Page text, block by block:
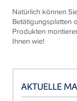
Natürlich können
Betätigungsplatten
Produkten
Ihnen wie!
AKTUELLE